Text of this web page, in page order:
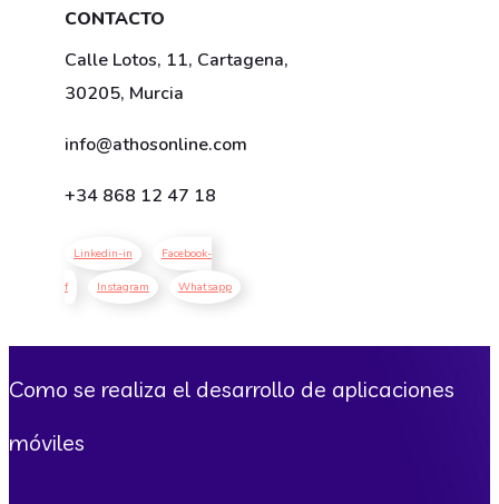
CONTACTO
Calle Lotos, 11, Cartagena,
30205, Murcia
info@athosonline.com
+34 868 12 47 18
Linkedin-in Facebook-
f Instagram Whatsapp
Como se realiza el desarrollo de aplicaciones
móviles